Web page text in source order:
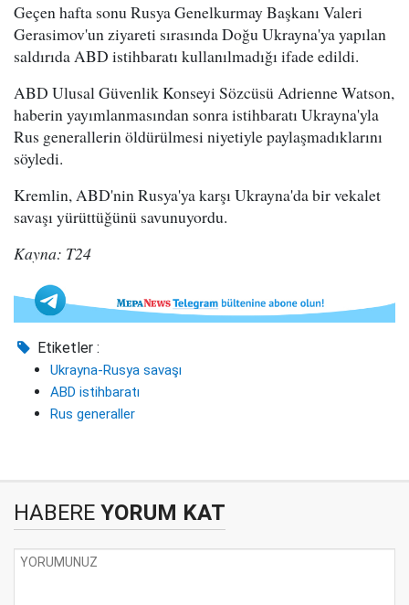
Geçen hafta sonu Rusya Genelkurmay Başkanı Valeri
Gerasimov'un ziyareti sırasında Doğu Ukrayna'ya yapılan
saldırıda ABD istihbaratı kullanılmadığı ifade edildi.
ABD Ulusal Güvenlik Konseyi Sözcüsü Adrienne Watson,
haberin yayımlanmasından sonra istihbaratı Ukrayna'yla
Rus generallerin öldürülmesi niyetiyle paylaşmadıklarını
söyledi.
Kremlin, ABD'nin Rusya'ya karşı Ukrayna'da bir vekalet
savaşı yürüttüğünü savunuyordu.
Kayna: T24
Etiketler :
Ukrayna-Rusya savaşı
ABD istihbaratı
Rus generaller
HABERE YORUM KAT